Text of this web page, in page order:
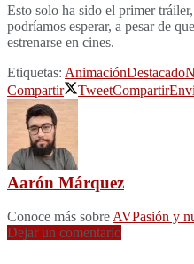
Esto solo ha sido el primer
podríamos esperar, a pesar de
estrenarse en cines.
Etiquetas: AnimaciónDestacado
Compartir
TweetCompartir
Aarón Márquez
Conoce más sobre AVPasión y
Dejar un comentario